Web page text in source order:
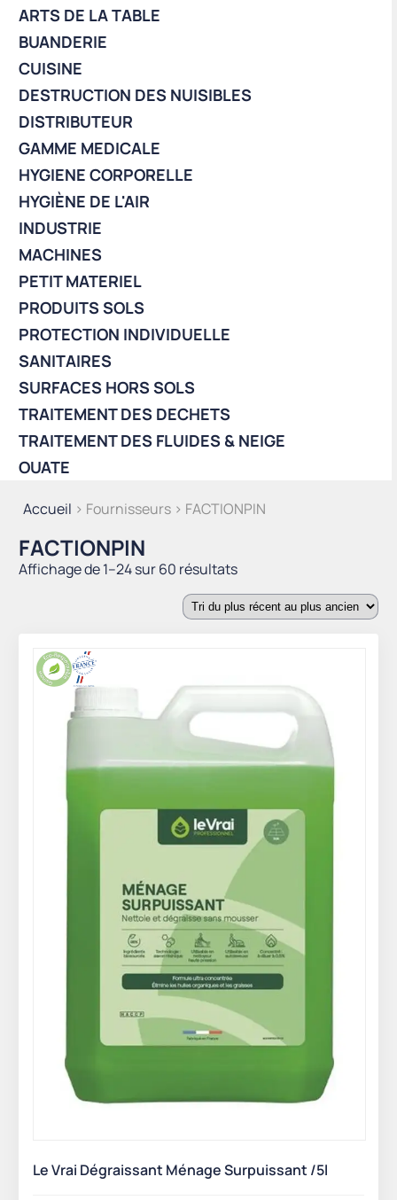
Accueil > Fournisseurs > FACTIONPIN
FACTIONPIN
Affichage de 1–24 sur 60 résultatsTrié
du
plus
Le Vrai Dégraissant Ménage Surpuissant /5l
ARTS DE LA TABLE
BUANDERIE
CUISINE
DESTRUCTION DES NUISIBLES
DISTRIBUTEUR
GAMME MEDICALE
HYGIENE CORPORELLE
HYGIÈNE DE L'AIR
INDUSTRIE
MACHINES
PETIT MATERIEL
PRODUITS SOLS
PROTECTION INDIVIDUELLE
SANITAIRES
SURFACES HORS SOLS
TRAITEMENT DES DECHETS
TRAITEMENT DES FLUIDES & NEIGE
OUATE